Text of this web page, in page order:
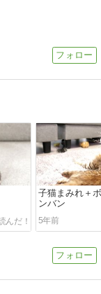
子猫まみれ＋
ンバン
5年前